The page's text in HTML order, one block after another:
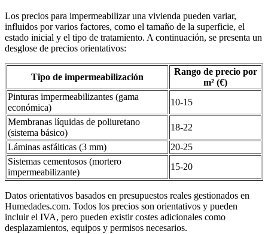
Los precios para impermeabilizar una vivienda pueden variar,
influidos por varios factores, como el tamaño de la superficie, el
estado inicial y el tipo de tratamiento. A continuación, se presenta un
desglose de precios orientativos:
Tipo de impermeabilización
Rango de precio por
m² (€)
Pinturas impermeabilizantes (gama
económica)
10-15
Membranas líquidas de poliuretano
(sistema básico)
18-22
Láminas asfálticas (3 mm)
20-25
Sistemas cementosos (mortero
impermeabilizante)
15-20
Datos orientativos basados en presupuestos reales gestionados en
Humedades.com. Todos los precios son orientativos y pueden
incluir el IVA, pero pueden existir costes adicionales como
desplazamientos, equipos y permisos necesarios.